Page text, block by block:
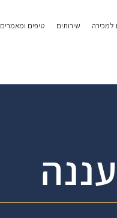
למכירה שירותים טיפים ומאמרים